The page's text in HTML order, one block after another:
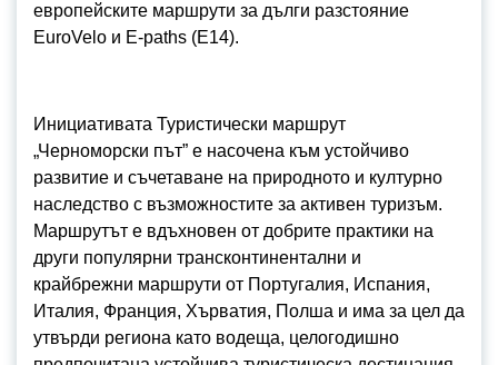
европейските маршрути за дълги разстояние
EuroVelo и E-paths (E14).
Инициативата Туристически маршрут
„Черноморски път” е насочена към устойчиво
развитие и съчетаване на природното и културно
наследство с възможностите за активен туризъм.
Маршрутът е вдъхновен от добрите практики на
други популярни трансконтинентални и
крайбрежни маршрути от Португалия, Испания,
Италия, Франция, Хърватия, Полша и има за цел да
утвърди региона като водеща, целогодишно